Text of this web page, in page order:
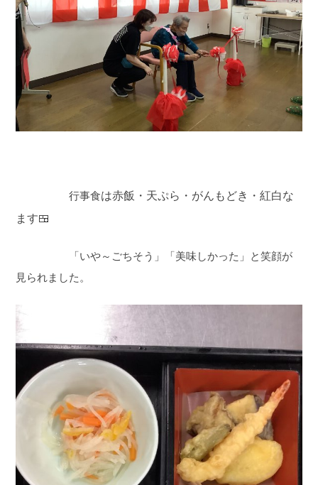
行事食は赤飯・天ぷら・がんもどき・紅白な
ます🍱
「いや～ごちそう」「美味しかった」と笑顔が
見られました。